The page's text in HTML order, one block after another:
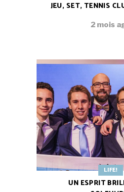
JEU, SET, TENNIS
2 mois
LIFE!
UN ESPRIT